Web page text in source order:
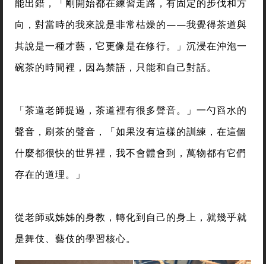
能出錯，「剛開始都在練習走路，有固定的步伐和方
向，對當時的我來說是非常枯燥的——我覺得茶道與
其說是一種才藝，它更像是在修行。」沉浸在沖泡一
碗茶的時間裡，因為禁語，只能和自己對話。
「茶道老師提過，茶道裡有很多聲音。」一勺舀水的
聲音，刷茶的聲音，「如果沒有這樣的訓練，在這個
什麼都很快的世界裡，我不會體會到，萬物都有它們
存在的道理。」
從老師或姊姊的身教，轉化到自己的身上，就幾乎就
是舞伎、藝伎的學習核心。